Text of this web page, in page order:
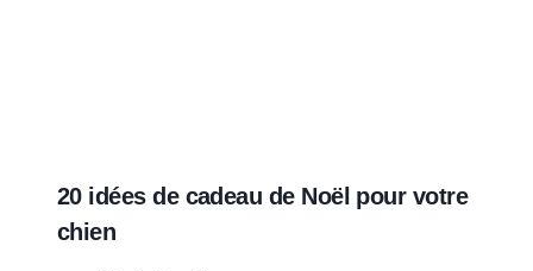
20 idées de cadeau de Noël pour votre
chien